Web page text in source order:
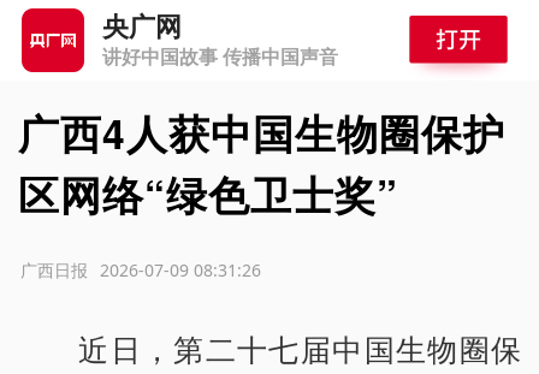
央广网
讲好中国故事 传播中国声音
广西4人获中国生物圈保护
区网络“绿色卫士奖”
2026-07-09 08:31:26
广西日报
近日，第二十七届中国生物圈保